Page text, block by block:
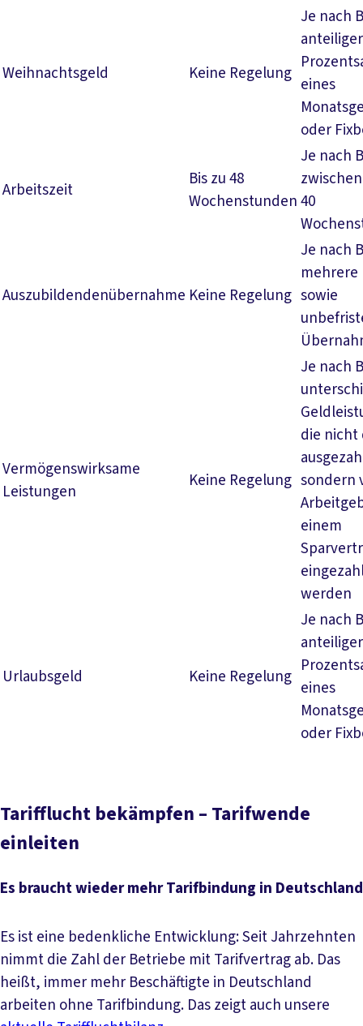
Weihnachtsgeld Keine Regelung
Je nach
anteiliger
eines
oder
Arbeitszeit
Bis zu 48
Wochenstunden
Je nach
40
Auszubildendenübernahme Keine Regelung
Je nach
mehrere
sowie
Vermögenswirksame
Leistungen
Keine Regelung
Je nach
die
sondern
einem
werden
Urlaubsgeld Keine Regelung
Je nach
anteiliger
eines
oder
Tarifflucht bekämpfen – Tarifwende
einleiten
Es braucht wieder mehr Tarifbindung in Deutschland
Es ist eine bedenkliche Entwicklung: Seit Jahrzehnten
nimmt die Zahl der Betriebe mit Tarifvertrag ab. Das
heißt, immer mehr Beschäftigte in Deutschland
arbeiten ohne Tarifbindung. Das zeigt auch unsere